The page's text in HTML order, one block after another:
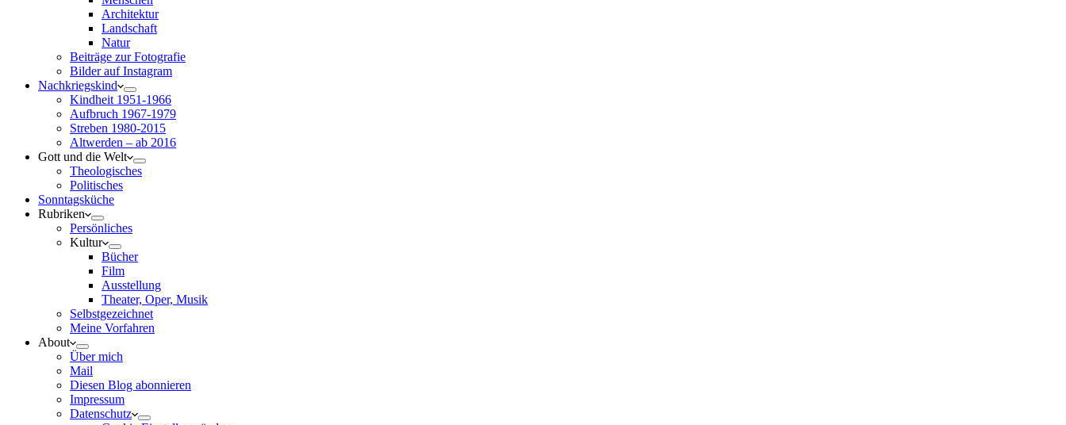
Architektur
Landschaft
Natur
Beiträge zur Fotografie
Bilder auf Instagram
Nachkriegskind
Kindheit 1951-1966
Aufbruch 1967-1979
Streben 1980-2015
Altwerden – ab 2016
Gott und die Welt
Theologisches
Politisches
Sonntagsküche
Rubriken
Persönliches
Kultur
Bücher
Film
Ausstellung
Theater, Oper, Musik
Selbstgezeichnet
Meine Vorfahren
About
Über mich
Mail
Diesen Blog abonnieren
Impressum
Datenschutz